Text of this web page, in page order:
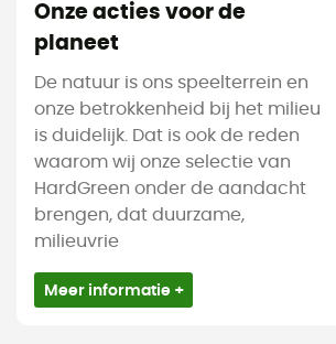
Onze acties voor de
planeet
De natuur is ons speelterrein en
onze betrokkenheid bij het milieu
is duidelijk. Dat is ook de reden
waarom wij onze selectie van
HardGreen onder de aandacht
brengen, dat duurzame,
milieuvrie
Meer informatie +